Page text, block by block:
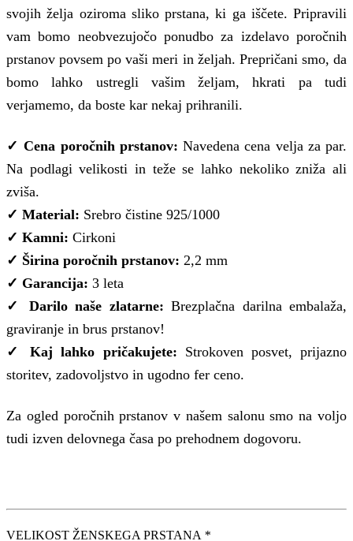
svojih želja oziroma sliko prstana, ki ga iščete. Pripravili
vam bomo neobvezujočo ponudbo za izdelavo poročnih
prstanov povsem po vaši meri in željah. Prepričani smo, da
bomo lahko ustregli vašim željam, hkrati pa tudi
verjamemo, da boste kar nekaj prihranili.
✓ Cena poročnih prstanov: Navedena cena velja za par.
Na podlagi velikosti in teže se lahko nekoliko zniža ali
zviša.
✓ Material: Srebro čistine 925/1000
✓ Kamni: Cirkoni
✓ Širina poročnih prstanov: 2,2 mm
✓ Garancija: 3 leta
✓ Darilo naše zlatarne: Brezplačna darilna embalaža,
graviranje in brus prstanov!
✓ Kaj lahko pričakujete: Strokoven posvet, prijazno
storitev, zadovoljstvo in ugodno fer ceno.
Za ogled poročnih prstanov v našem salonu smo na voljo
tudi izven delovnega časa po prehodnem dogovoru.
VELIKOST ŽENSKEGA PRSTANA *